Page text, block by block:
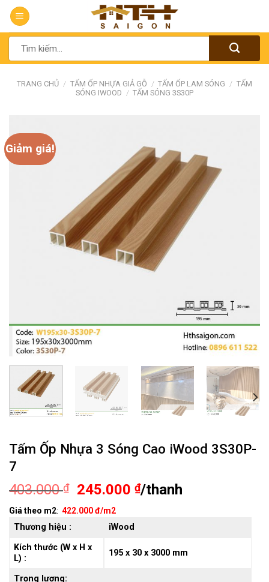
Chuyển
đến
nộiTìm
kiếm:
TRANG CHỦ / TẤM ỐP NHỰA GIẢ GỖ / TẤM ỐP LAM SÓNG / TẤM
SÓNG IWOOD / TẤM SÓNG 3S30P
Giảm giá!
Tấm Ốp Nhựa 3 Sóng Cao iWood 3S30P-
7
403.000₫
Giá
gốc
là:
403.000 ₫.
245.000₫Giá
245.000 ₫.
/thanh
Giá theo m2: 422.000 đ/m2
Thương hiệu :
iWood
Kích thước (W x H x
L) :
195 x 30 x 3000 mm
Trọng lượng: